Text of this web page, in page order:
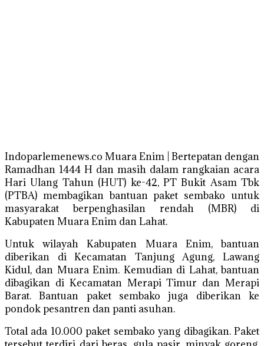
Indoparlemenews.co Muara Enim | Bertepatan dengan
Ramadhan 1444 H dan masih dalam rangkaian acara
Hari Ulang Tahun (HUT) ke-42, PT Bukit Asam Tbk
(PTBA) membagikan bantuan paket sembako untuk
masyarakat berpenghasilan rendah (MBR) di
Kabupaten Muara Enim dan Lahat.
Untuk wilayah Kabupaten Muara Enim, bantuan
diberikan di Kecamatan Tanjung Agung, Lawang
Kidul, dan Muara Enim. Kemudian di Lahat, bantuan
dibagikan di Kecamatan Merapi Timur dan Merapi
Barat. Bantuan paket sembako juga diberikan ke
pondok pesantren dan panti asuhan.
Total ada 10.000 paket sembako yang dibagikan. Paket